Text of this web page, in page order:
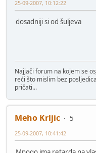
25-09-2007, 10:12:22
dosadniji si od šuljeva
Najjači forum na kojem se
reći što mislim bez
pričati...
Meho Krljic
5
25-09-2007, 10:41:42